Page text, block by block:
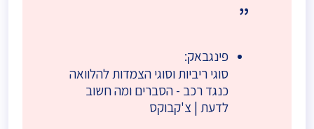
”
פינגבאק:
סוגי ריביות וסוגי הצמדות להלוואה
כנגד רכב - הסברים ומה חשוב
לדעת | צ'קבוקס